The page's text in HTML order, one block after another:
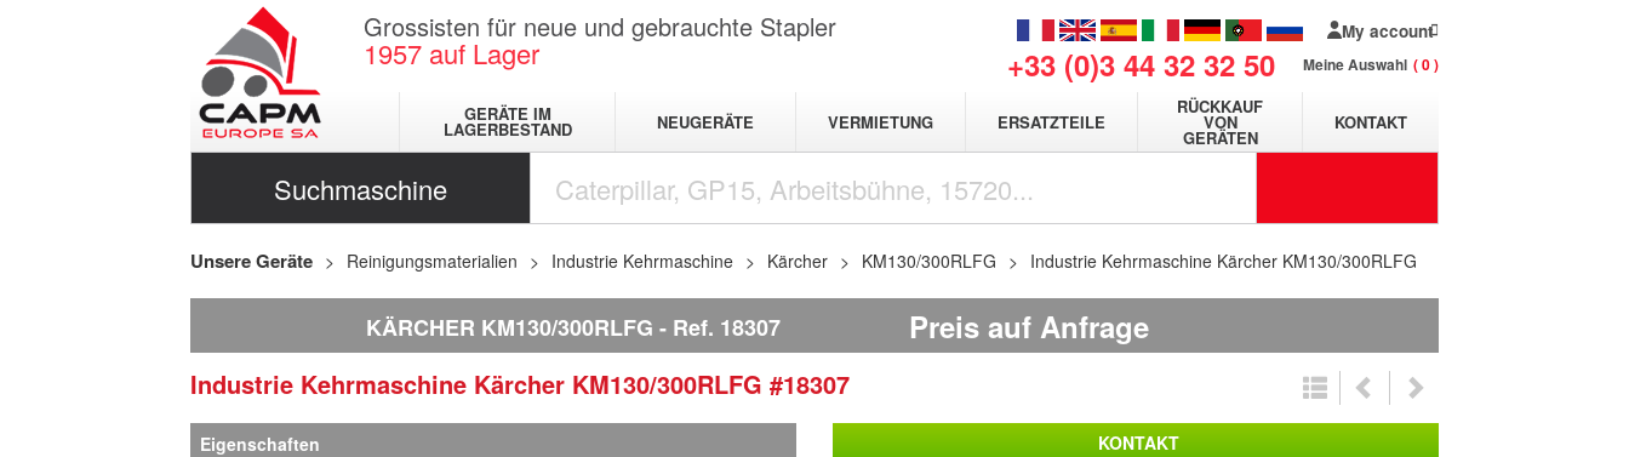
Grossisten für neue und gebrauchte Stapler
1957 auf Lager +33 (0)3 44 32 32 50
My account
Meine Auswahl 0
GERÄTE IM
LAGERBESTAND NEUGERÄTE VERMIETUNG ERSATZTEILE
RÜCKKAUF
VON
GERÄTEN
KONTAKT
Suchmaschine
Unsere Geräte Reinigungsmaterialien Industrie Kehrmaschine Kärcher KM130/300RLFG Industrie Kehrmaschine Kärcher KM130/300RLFG
KÄRCHER KM130/300RLFG Ref. 18307 Preis auf Anfrage
Industrie Kehrmaschine Kärcher KM130/300RLFG #18307
Eigenschaften KONTAKT